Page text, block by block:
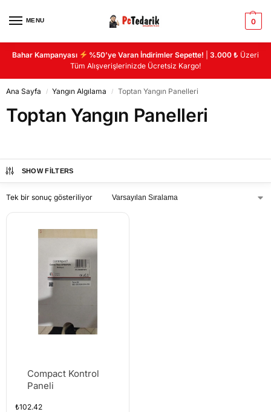
MENU 0
Bahar Kampanyası %50’ye Varan İndirimler Sepette! |3.000 ₺ Üzeri
Tüm Alışverişlerinizde Ücretsiz Kargo!
Ana Sayfa / Yangın Algılama / Toptan Yangın Panelleri
Toptan Yangın Panelleri
SHOW FILTERS
Tek bir sonuç gösteriliyor
Compact Kontrol
Paneli
₺102.42